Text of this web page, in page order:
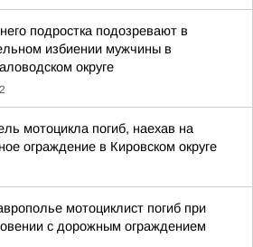
подростка подозревают в
избиении мужчины в
округе
мотоцикла погиб, наехав на
ограждение в Кировском округе
мотоциклист погиб при
с дорожным ограждением